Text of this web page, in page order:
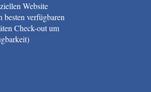
Website
besten verfügbaren
Check-out um